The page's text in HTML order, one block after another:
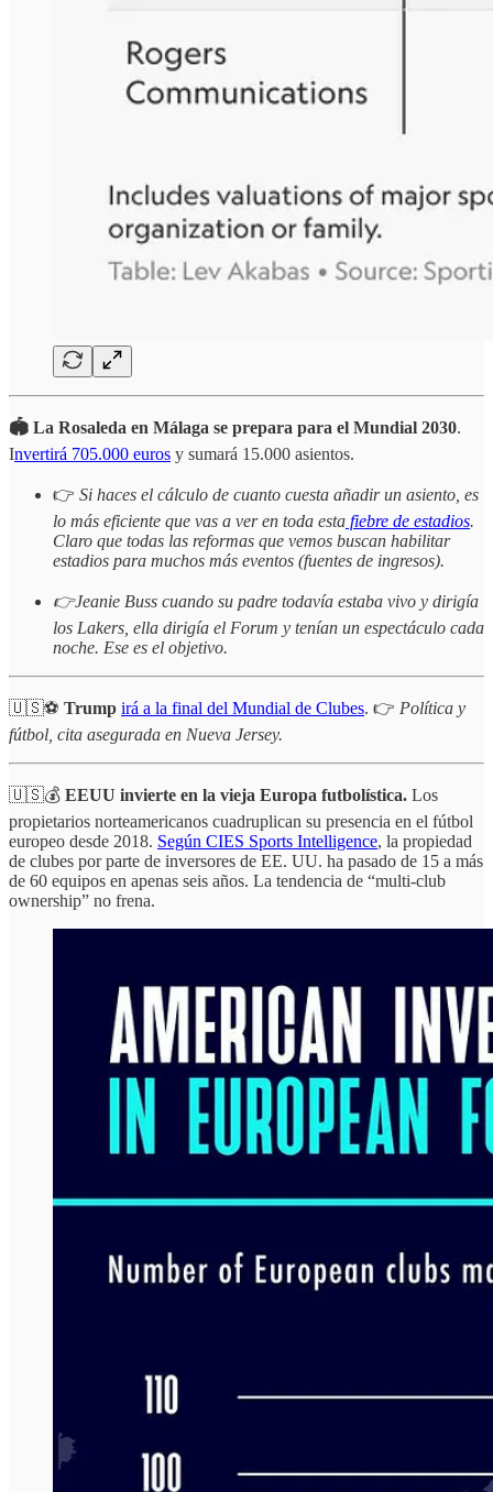
🏟️ La Rosaleda en Málaga se prepara para el Mundial 2030.
Invertirá 705.000 euros y sumará 15.000 asientos.
👉 Si haces el cálculo de cuanto cuesta añadir un asiento, es
lo más eficiente que vas a ver en toda esta fiebre de estadios.
Claro que todas las reformas que vemos buscan habilitar
estadios para muchos más eventos (fuentes de ingresos).
👉Jeanie Buss cuando su padre todavía estaba vivo y dirigía
los Lakers, ella dirigía el Forum y tenían un espectáculo cada
noche. Ese es el objetivo.
🇺🇸⚽ Trump irá a la final del Mundial de Clubes. 👉 Política y
fútbol, cita asegurada en Nueva Jersey.
🇺🇸💰 EEUU invierte en la vieja Europa futbolística. Los
propietarios norteamericanos cuadruplican su presencia en el fútbol
europeo desde 2018. Según CIES Sports Intelligence, la propiedad
de clubes por parte de inversores de EE. UU. ha pasado de 15 a más
de 60 equipos en apenas seis años. La tendencia de “multi-club
ownership” no frena.